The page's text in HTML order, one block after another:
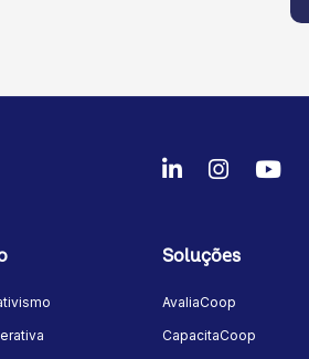
LinkedIn
Soluções
AvaliaCoop
CapacitaCoop